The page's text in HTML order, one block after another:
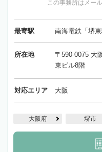
この事務所はメー
最寄駅 南海電鉄「堺
所在地
〒590-0075 大
東ビル8階
対応エリア 大阪
大阪府 堺市